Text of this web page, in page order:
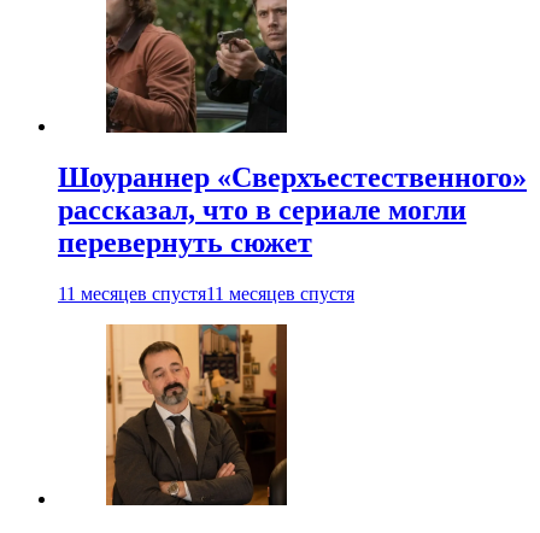
Шоураннер «Сверхъестественного»
рассказал, что в сериале могли
перевернуть сюжет
11 месяцев спустя11 месяцев спустя